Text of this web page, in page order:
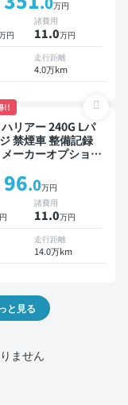
ー オートクルーズ
キー ETC バック
ドライブレコーダ
減
万円
円
諸費用
11.0万円
走行距離
4.0万km
!!
リアー 240G Lパ
禁煙車 整備記録
ーカーオプション
ルーフ バックモ
ライブレコーダー
96.0万円
諸費用
11.0万円
走行距離
14.0万km
と見る
ません